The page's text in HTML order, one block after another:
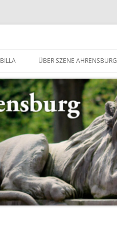
ÜBER SZENE AHRENSBURG